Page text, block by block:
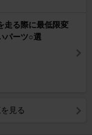
走る際に最低限変
パーツ○選
見る